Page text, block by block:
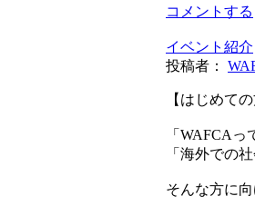
コメントする
イベント紹介
投稿者：
【はじめて
「WAFCAっ
「海外での
そんな方に